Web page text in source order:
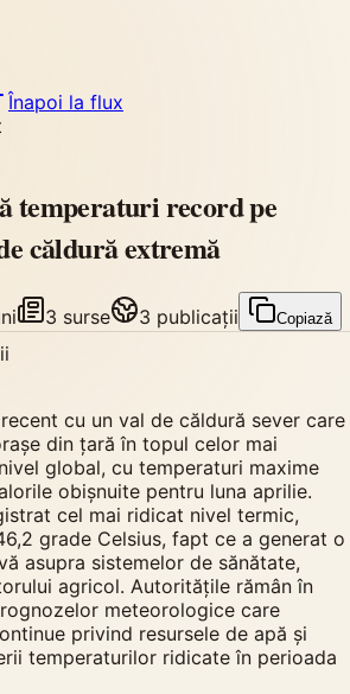
Înapoi la flux
temperaturi record pe
căldură extremă
3 surse 3 publicații Copiază
cu un val de căldură sever care
din țară în topul celor mai
global, cu temperaturi maxime
obișnuite pentru luna aprilie.
cel mai ridicat nivel termic,
grade Celsius, fapt ce a generat o
asupra sistemelor de sănătate,
agricol. Autoritățile rămân în
meteorologice care
privind resursele de apă și
temperaturilor ridicate în perioada